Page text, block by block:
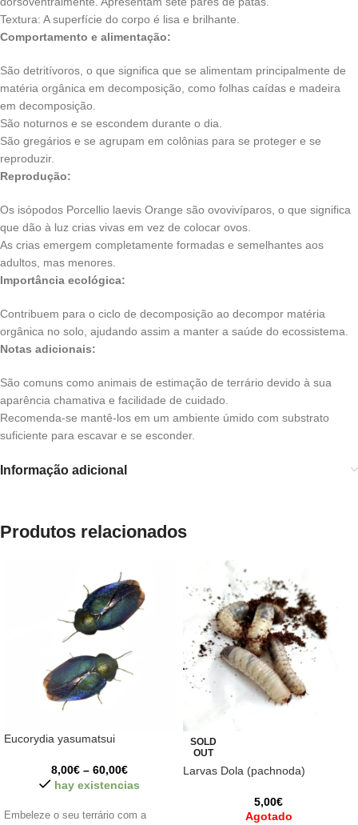
Textura: A superfície do corpo é lisa e brilhante.
Comportamento e alimentação:
São detritívoros, o que significa que se alimentam principalmente de
matéria orgânica em decomposição, como folhas caídas e madeira
em decomposição.
São noturnos e se escondem durante o dia.
São gregários e se agrupam em colônias para se proteger e se
reproduzir.
Reprodução:
Os isópodos Porcellio laevis Orange são ovovivíparos, o que significa
que dão à luz crias vivas em vez de colocar ovos.
As crias emergem completamente formadas e semelhantes aos
adultos, mas menores.
Importância ecológica:
Contribuem para o ciclo de decomposição ao decompor matéria
orgânica no solo, ajudando assim a manter a saúde do ecossistema.
Notas adicionais:
São comuns como animais de estimação de terrário devido à sua
aparência chamativa e facilidade de cuidado.
Recomenda-se mantê-los em um ambiente úmido com substrato
suficiente para escavar e se esconder.
Informação adicional
Produtos relacionados
Eucorydia yasumatsui
8,00€ – 60,00€
hay existencias
Embeleze o seu terrário com a
SOLD
OUT
Larvas Dola (pachnoda)
5,00€
Agotado